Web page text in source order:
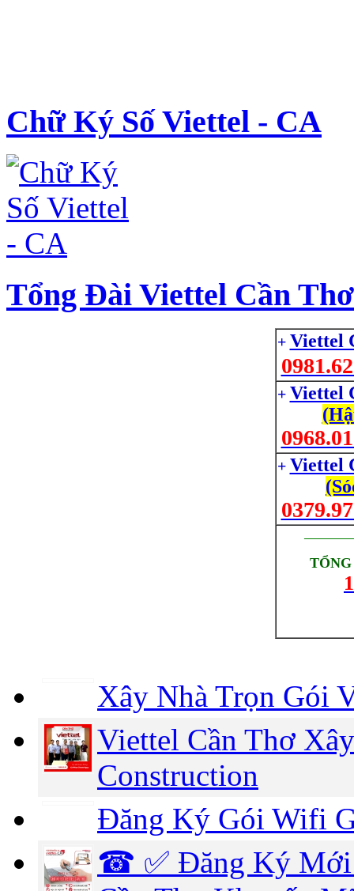
Chữ Ký Số Viettel - CA
Tổng Đài Viettel Cần Thơ
+ Viettel
+ Viettel
+ Viettel
Xây Nhà Trọn Gói
Viettel Cần Thơ
Construction
Đăng Ký Gói Wifi
☎ ✅‎ Đăng Ký Mới